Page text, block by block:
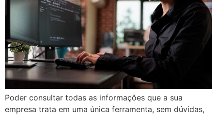
Poder consultar todas as informações que a sua
empresa trata em uma única ferramenta, sem dúvidas,